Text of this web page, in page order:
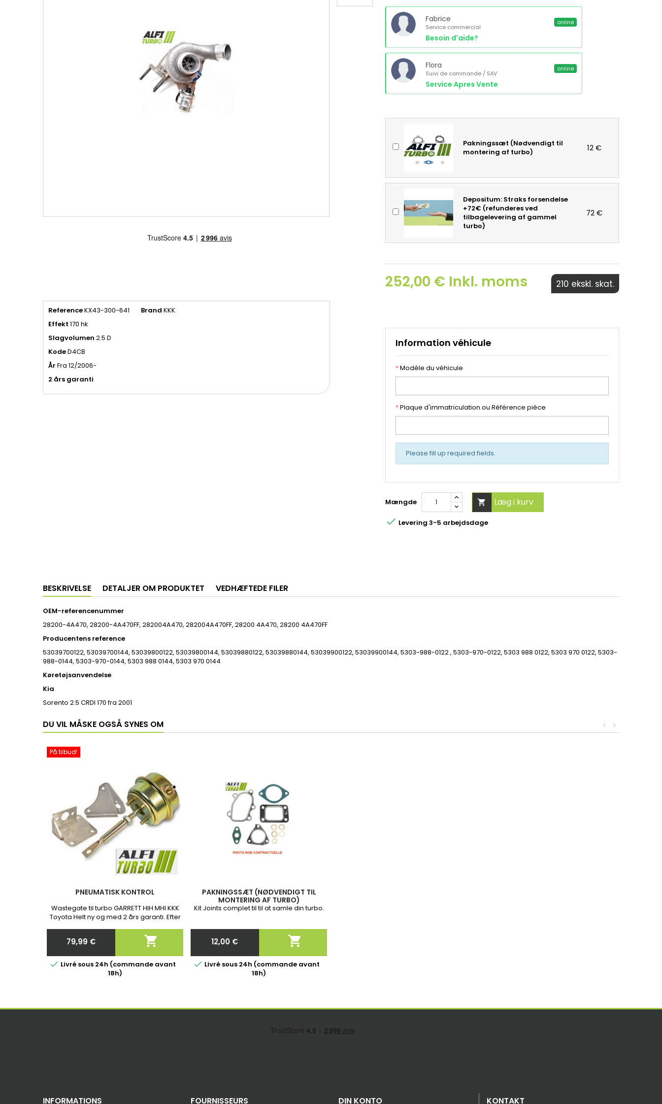
ReferenceKX43-300-641 Brand KKK
Effekt 170 hk
Slagvolumen 2.5 D
KodeD4CB
År Fra 12/2006-
2 års garanti
Fabrice
Service commercial
Besoin d'aide?
online
Flora
Suivi de commande / SAV
Service Apres Vente
online
Pakningssæt (Nødvendigt til
montering af turbo)
12 €
Depositum: Straks forsendelse
+72€ (refunderes ved
tilbagelevering af gammel
turbo)
72 €
252,00 € Inkl. moms 210 ekskl. skat.
Information véhicule
*Modèle du véhicule
*Plaque d'immatriculation ou Référence pièce
Please fill up required fields.
Mængde  Læg i kurv
 Levering 3-5 arbejdsdage
BESKRIVELSE DETALJER OM PRODUKTET VEDHÆFTEDE FILER
OEM-referencenummer
28200-4A470, 28200-4A470FF, 282004A470, 282004A470FF, 28200 4A470, 28200 4A470FF
Producentens reference
53039700122, 53039700144, 53039800122, 53039800144, 53039880122, 53039880144, 53039900122, 53039900144, 5303-988-0122, 5303-970-0122, 5303 988 0122, 5303 970 0122, 5303-
988-0144, 5303-970-0144, 5303 988 0144, 5303 970 0144
Køretøjsanvendelse
Kia
Sorento 2.5 CRDI 170 fra 2001
DU VIL MÅSKE OGSÅ SYNES OM >
<
På tilbud!
PNEUMATISK KONTROL
Wastegate til turbo GARRETT HIH MHI KKK
Toyota Helt ny og med 2 års garanti. Efter
nøjagtige reservedelsnummer på din
Pris
79,99 € 
 Livré sous 24h (commande avant
18h)
PAKNINGSSÆT (NØDVENDIGT TIL
MONTERING AF TURBO)
Kit Joints complet til til at samle din turbo.
Pris
12,00 € 
 Livré sous 24h (commande avant
18h)
INFORMATIONS FOURNISSEURS DIN KONTO KONTAKT